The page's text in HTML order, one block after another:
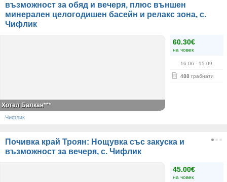
възможност за обяд и вечеря, плюс външен
минерален целогодишен басейн и релакс зона, с.
Чифлик
60.30€
на човек
16.06 - 15.09
488 грабнати
Хотел Балкан***
Чифлик
Почивка край Троян: Нощувка със закуска и
възможност за вечеря, с. Чифлик
45.00€
на човек